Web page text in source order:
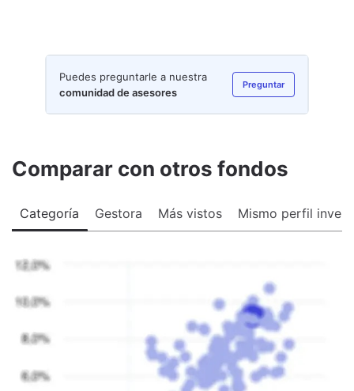
Puedes preguntarle a nuestra
comunidad de asesores
Preguntar
Comparar con otros fondos
Categoría Gestora Más vistos Mismo perfil